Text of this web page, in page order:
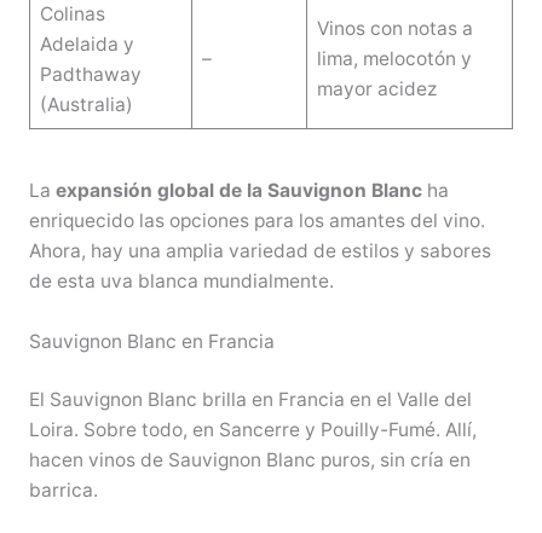
Colinas
Adelaida y
Padthaway
(Australia)
–
Vinos con notas a
lima, melocotón y
mayor acidez
La expansión global de la Sauvignon Blancha
enriquecido las opciones para los amantes del vino.
Ahora, hay una amplia variedad de estilos y sabores
de esta uva blanca mundialmente.
Sauvignon Blanc en Francia
El Sauvignon Blanc brilla en Francia en el Valle del
Loira. Sobre todo, en Sancerre y Pouilly-Fumé. Allí,
hacen vinos de Sauvignon Blanc puros, sin cría en
barrica.